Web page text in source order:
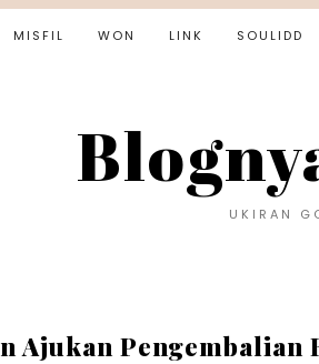
MISFIL WON LINK SOULIDD
UKIRAN
Ajukan Pengembalian